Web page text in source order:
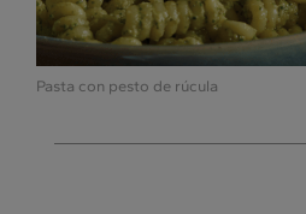
Pasta con pesto de rúcula